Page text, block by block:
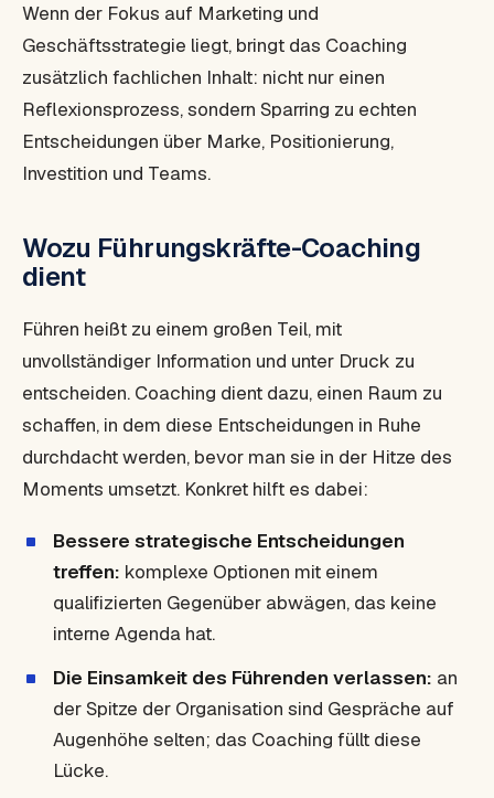
Wenn der Fokus auf Marketing und
Geschäftsstrategie liegt, bringt das Coaching
zusätzlich fachlichen Inhalt: nicht nur einen
Reflexionsprozess, sondern Sparring zu echten
Entscheidungen über Marke, Positionierung,
Investition und Teams.
Wozu Führungskräfte-Coaching
dient
Führen heißt zu einem großen Teil, mit
unvollständiger Information und unter Druck zu
entscheiden. Coaching dient dazu, einen Raum zu
schaffen, in dem diese Entscheidungen in Ruhe
durchdacht werden, bevor man sie in der Hitze des
Moments umsetzt. Konkret hilft es dabei:
Bessere strategische Entscheidungen
treffen: komplexe Optionen mit einem
qualifizierten Gegenüber abwägen, das keine
interne Agenda hat.
Die Einsamkeit des Führenden verlassen: an
der Spitze der Organisation sind Gespräche auf
Augenhöhe selten; das Coaching füllt diese
Lücke.